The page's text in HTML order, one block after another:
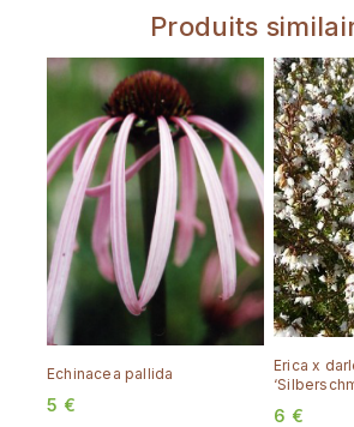
Produits
Echinacea pallida
5 €
Erica x
6 €